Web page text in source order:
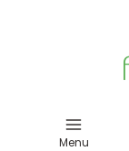
Menu